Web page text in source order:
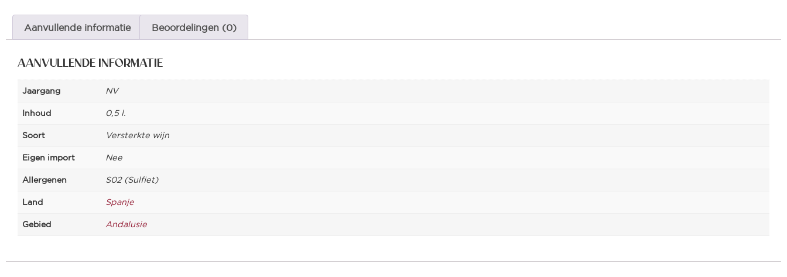
Aanvullende informatie Beoordelingen (0)
AANVULLENDE INFORMATIE
Jaargang NV
Inhoud 0,5 l.
Soort Versterkte wijn
Eigen import Nee
Allergenen S02 (Sulfiet)
Land Spanje
Gebied Andalusie